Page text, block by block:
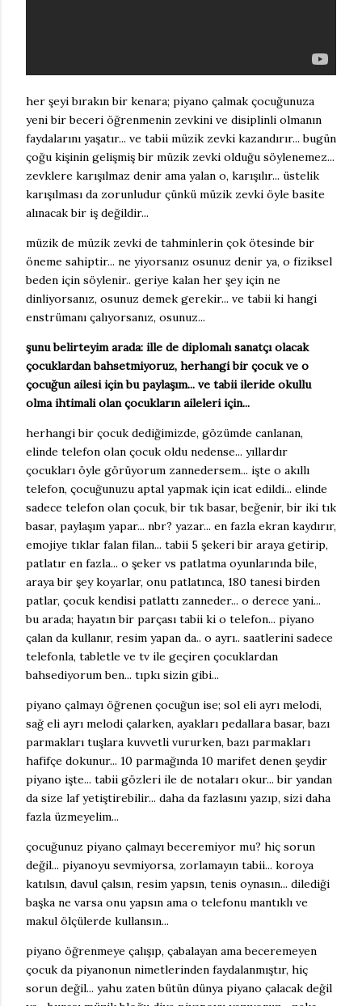
her şeyi bırakın bir kenara; piyano çalmak çocuğunuza
yeni bir beceri öğrenmenin zevkini ve disiplinli olmanın
faydalarını yaşatır... ve tabii müzik zevki kazandırır... bugün
çoğu kişinin gelişmiş bir müzik zevki olduğu söylenemez...
zevklere karışılmaz denir ama yalan o, karışılır... üstelik
karışılması da zorunludur çünkü müzik zevki öyle basite
alınacak bir iş değildir...
müzik de müzik zevki de tahminlerin çok ötesinde bir
öneme sahiptir... ne yiyorsanız osunuz denir ya, o fiziksel
beden için söylenir.. geriye kalan her şey için ne
dinliyorsanız, osunuz demek gerekir... ve tabii ki hangi
enstrümanı çalıyorsanız, osunuz...
şunu belirteyim arada: ille de diplomalı sanatçı olacak
çocuklardan bahsetmiyoruz, herhangi bir çocuk ve o
çocuğun ailesi için bu paylaşım... ve tabii ileride okullu
olma ihtimali olan çocukların aileleri için...
herhangi bir çocuk dediğimizde, gözümde canlanan,
elinde telefon olan çocuk oldu nedense... yıllardır
çocukları öyle görüyorum zannedersem... işte o akıllı
telefon, çocuğunuzu aptal yapmak için icat edildi... elinde
sadece telefon olan çocuk, bir tık basar, beğenir, bir iki tık
basar, paylaşım yapar... nbr? yazar... en fazla ekran kaydırır,
emojiye tıklar falan filan... tabii 5 şekeri bir araya getirip,
patlatır en fazla... o şeker vs patlatma oyunlarında bile,
araya bir şey koyarlar, onu patlatınca, 180 tanesi birden
patlar, çocuk kendisi patlattı zanneder... o derece yani...
bu arada; hayatın bir parçası tabii ki o telefon... piyano
çalan da kullanır, resim yapan da.. o ayrı.. saatlerini sadece
telefonla, tabletle ve tv ile geçiren çocuklardan
bahsediyorum ben... tıpkı sizin gibi...
piyano çalmayı öğrenen çocuğun ise; sol eli ayrı melodi,
sağ eli ayrı melodi çalarken, ayakları pedallara basar, bazı
parmakları tuşlara kuvvetli vururken, bazı parmakları
hafifçe dokunur... 10 parmağında 10 marifet denen şeydir
piyano işte... tabii gözleri ile de notaları okur... bir yandan
da size laf yetiştirebilir... daha da fazlasını yazıp, sizi daha
fazla üzmeyelim...
çocuğunuz piyano çalmayı beceremiyor mu? hiç sorun
değil... piyanoyu sevmiyorsa, zorlamayın tabii... koroya
katılsın, davul çalsın, resim yapsın, tenis oynasın... dilediği
başka ne varsa onu yapsın ama o telefonu mantıklı ve
makul ölçülerde kullansın...
piyano öğrenmeye çalışıp, çabalayan ama beceremeyen
çocuk da piyanonun nimetlerinden faydalanmıştır, hiç
sorun değil... yahu zaten bütün dünya piyano çalacak değil